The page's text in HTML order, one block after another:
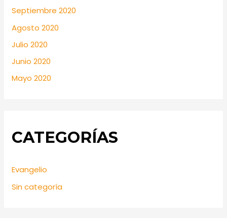
Septiembre 2020
Agosto 2020
Julio 2020
Junio 2020
Mayo 2020
CATEGORÍAS
Evangelio
Sin categoría